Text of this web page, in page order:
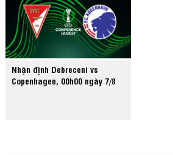
Nhận định Debreceni vs
Copenhagen, 00h00 ngày 7/8